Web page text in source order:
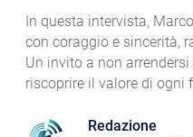
In questa intervista,
con coraggio e sincerità,
Un invito a non
riscoprire il valore di ogni
Redazione